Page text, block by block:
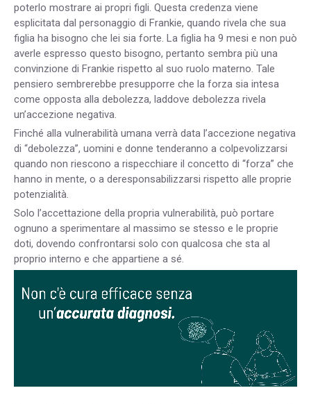
poterlo mostrare ai propri figli. Questa credenza viene
esplicitata dal personaggio di Frankie, quando rivela che sua
figlia ha bisogno che lei sia forte. La figlia ha 9 mesi e non può
averle espresso questo bisogno, pertanto sembra più una
convinzione di Frankie rispetto al suo ruolo materno. Tale
pensiero sembrerebbe presupporre che la forza sia intesa
come opposta alla debolezza, laddove debolezza rivela
un’accezione negativa.
Finché alla vulnerabilità umana verrà data l’accezione negativa
di “debolezza”, uomini e donne tenderanno a colpevolizzarsi
quando non riescono a rispecchiare il concetto di “forza” che
hanno in mente, o a deresponsabilizzarsi rispetto alle proprie
potenzialità.
Solo l’accettazione della propria vulnerabilità, può portare
ognuno a sperimentare al massimo se stesso e le proprie
doti, dovendo confrontarsi solo con qualcosa che sta al
proprio interno e che appartiene a sé.